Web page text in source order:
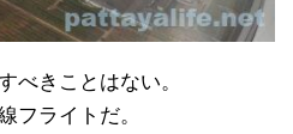
べきことはない。
フライトだ。